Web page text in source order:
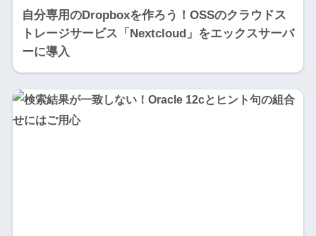
自分専用のDropboxを作ろう！OSSのクラウドス
トレージサービス「Nextcloud」をエックスサーバ
ーに導入